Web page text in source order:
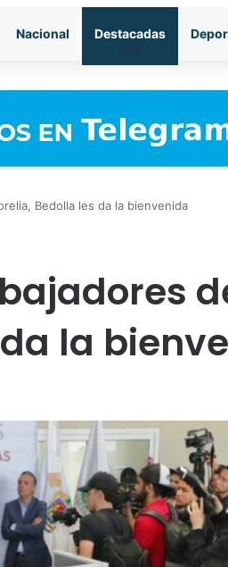
Nacional Destacadas
Bedolla les da la bienvenida
la